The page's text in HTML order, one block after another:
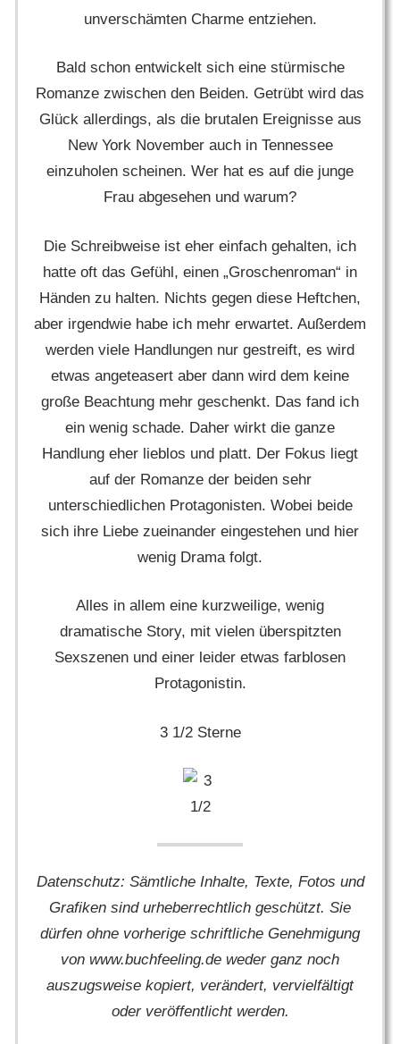
unverschämten Charme entziehen.
Bald schon entwickelt sich eine stürmische
Romanze zwischen den Beiden. Getrübt wird das
Glück allerdings, als die brutalen Ereignisse aus
New York November auch in Tennessee
einzuholen scheinen. Wer hat es auf die junge
Frau abgesehen und warum?
Die Schreibweise ist eher einfach gehalten, ich
hatte oft das Gefühl, einen „Groschenroman“ in
Händen zu halten. Nichts gegen diese Heftchen,
aber irgendwie habe ich mehr erwartet. Außerdem
werden viele Handlungen nur gestreift, es wird
etwas angeteasert aber dann wird dem keine
große Beachtung mehr geschenkt. Das fand ich
ein wenig schade. Daher wirkt die ganze
Handlung eher lieblos und platt. Der Fokus liegt
auf der Romanze der beiden sehr
unterschiedlichen Protagonisten. Wobei beide
sich ihre Liebe zueinander eingestehen und hier
wenig Drama folgt.
Alles in allem eine kurzweilige, wenig
dramatische Story, mit vielen überspitzten
Sexszenen und einer leider etwas farblosen
Protagonistin.
3 1/2 Sterne
Datenschutz: Sämtliche Inhalte, Texte, Fotos und
Grafiken sind urheberrechtlich geschützt. Sie
dürfen ohne vorherige schriftliche Genehmigung
von www.buchfeeling.de weder ganz noch
auszugsweise kopiert, verändert, vervielfältigt
oder veröffentlicht werden.